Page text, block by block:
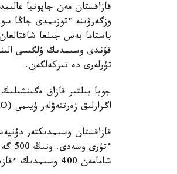
قازاقستان مەن جاپونيا
وزگەرۋىنە ءتوزىمدى جاڭا
باستاما بەس جىلعا
قۇندى وسىمدىك ۇلگىسى
تۇرلەرى دە تىركەلگەن.
جوبا بىلتىر قازاق
اگرارلىق زەرتتەۋلەر ۇيىمى (NARO) اراسىندا قابىلدانعان كەلىسىم اياسىندا قولعا الىندى.
شامامەن 400 وسىمدىك ءقازىر مەملەكەت قورعاۋىنا الىنعان.